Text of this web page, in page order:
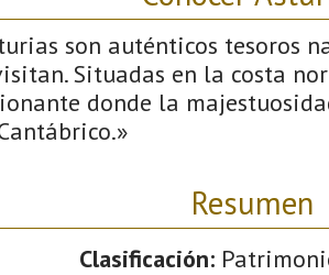
son auténticos tesoros
Situadas en la costa
donde la
Resumen
Clasificación: